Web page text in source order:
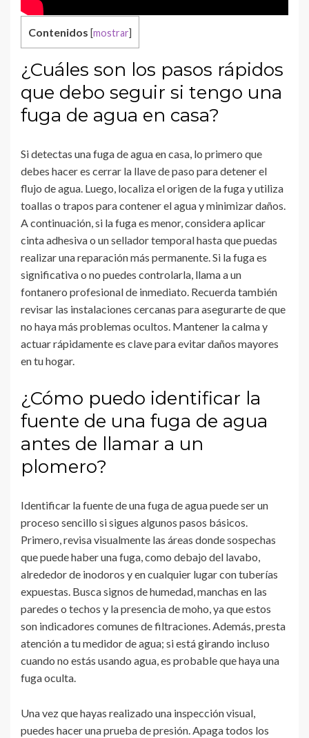
Contenidos [mostrar]
¿Cuáles son los pasos rápidos
que debo seguir si tengo una
fuga de agua en casa?
Si detectas una fuga de agua en casa, lo primero que
debes hacer es cerrar la llave de paso para detener el
flujo de agua. Luego, localiza el origen de la fuga y utiliza
toallas o trapos para contener el agua y minimizar daños.
A continuación, si la fuga es menor, considera aplicar
cinta adhesiva o un sellador temporal hasta que puedas
realizar una reparación más permanente. Si la fuga es
significativa o no puedes controlarla, llama a un
fontanero profesional de inmediato. Recuerda también
revisar las instalaciones cercanas para asegurarte de que
no haya más problemas ocultos. Mantener la calma y
actuar rápidamente es clave para evitar daños mayores
en tu hogar.
¿Cómo puedo identificar la
fuente de una fuga de agua
antes de llamar a un
plomero?
Identificar la fuente de una fuga de agua puede ser un
proceso sencillo si sigues algunos pasos básicos.
Primero, revisa visualmente las áreas donde sospechas
que puede haber una fuga, como debajo del lavabo,
alrededor de inodoros y en cualquier lugar con tuberías
expuestas. Busca signos de humedad, manchas en las
paredes o techos y la presencia de moho, ya que estos
son indicadores comunes de filtraciones. Además, presta
atención a tu medidor de agua; si está girando incluso
cuando no estás usando agua, es probable que haya una
fuga oculta.
Una vez que hayas realizado una inspección visual,
puedes hacer una prueba de presión. Apaga todos los